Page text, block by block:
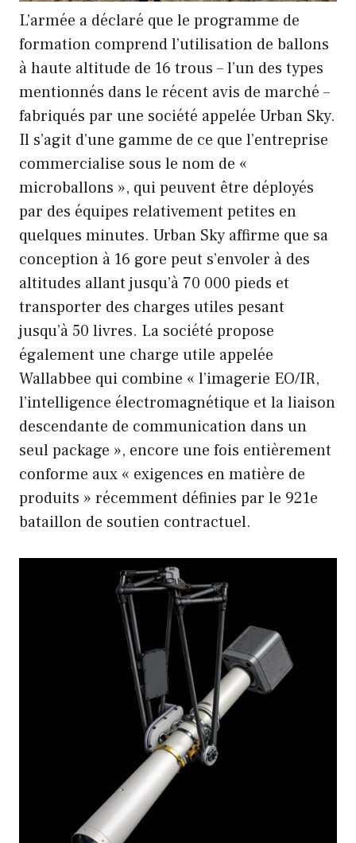
L’armée a déclaré que le programme de
formation comprend l’utilisation de ballons
à haute altitude de 16 trous – l’un des types
mentionnés dans le récent avis de marché –
fabriqués par une société appelée Urban Sky.
Il s’agit d’une gamme de ce que l’entreprise
commercialise sous le nom de «
microballons », qui peuvent être déployés
par des équipes relativement petites en
quelques minutes. Urban Sky affirme que sa
conception à 16 gore peut s’envoler à des
altitudes allant jusqu’à 70 000 pieds et
transporter des charges utiles pesant
jusqu’à 50 livres. La société propose
également une charge utile appelée
Wallabbee qui combine « l’imagerie EO/IR,
l’intelligence électromagnétique et la liaison
descendante de communication dans un
seul package », encore une fois entièrement
conforme aux « exigences en matière de
produits » récemment définies par le 921e
bataillon de soutien contractuel.